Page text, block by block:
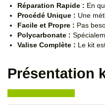
Réparation Rapide : En
Procédé Unique : Une
Facile et Propre : Pas
Polycarbonate :
Valise Complète : Le kit
Présentation